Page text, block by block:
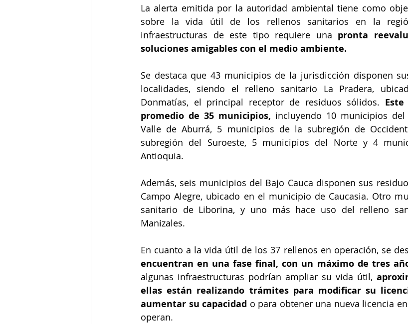
La alerta emitida por la autoridad ambiental tiene como
sobre la vida útil de los rellenos sanitarios en la
infraestructuras de este tipo requiere una pronta
soluciones amigables con el medio ambiente.
Se destaca que 43 municipios de la jurisdicción disponen
localidades, siendo el relleno sanitario La Pradera,
Donmatías, el principal receptor de residuos sólidos.
promedio de 35 municipios, incluyendo 10 municipios
Valle de Aburrá, 5 municipios de la subregión de
subregión del Suroeste, 5 municipios del Norte y 4
Antioquia.
Además, seis municipios del Bajo Cauca disponen sus
Campo Alegre, ubicado en el municipio de Caucasia. Otro
sanitario de Liborina, y uno más hace uso del relleno
Manizales.
En cuanto a la vida útil de los 37 rellenos en operación, se
encuentran en una fase final, con un máximo de tres
algunas infraestructuras podrían ampliar su vida útil,
ellas están realizando trámites para modificar su
aumentar su capacidad o para obtener una nueva licencia
operan.